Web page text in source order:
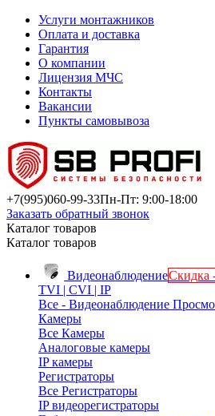
Услуги монтажников
Оплата и доставка
Гарантия
О компании
Лицензия МЧС
Контакты
Вакансии
Пункты самовывоза
+7(995)060-99-33Пн-Пт: 9:00-18:00
Заказать обратный звонок
Каталог товаров
Каталог товаров
ВидеонаблюдениеСкидка
TVI | CVI | IP
Все - Видеонаблюдение
Камеры
Все Камеры
Аналоговые камеры
IP камеры
Регистраторы
Все Регистраторы
IP видеорегистраторы